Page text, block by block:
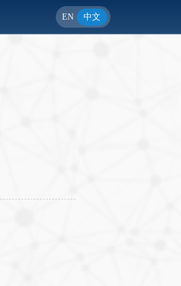
EN 中文